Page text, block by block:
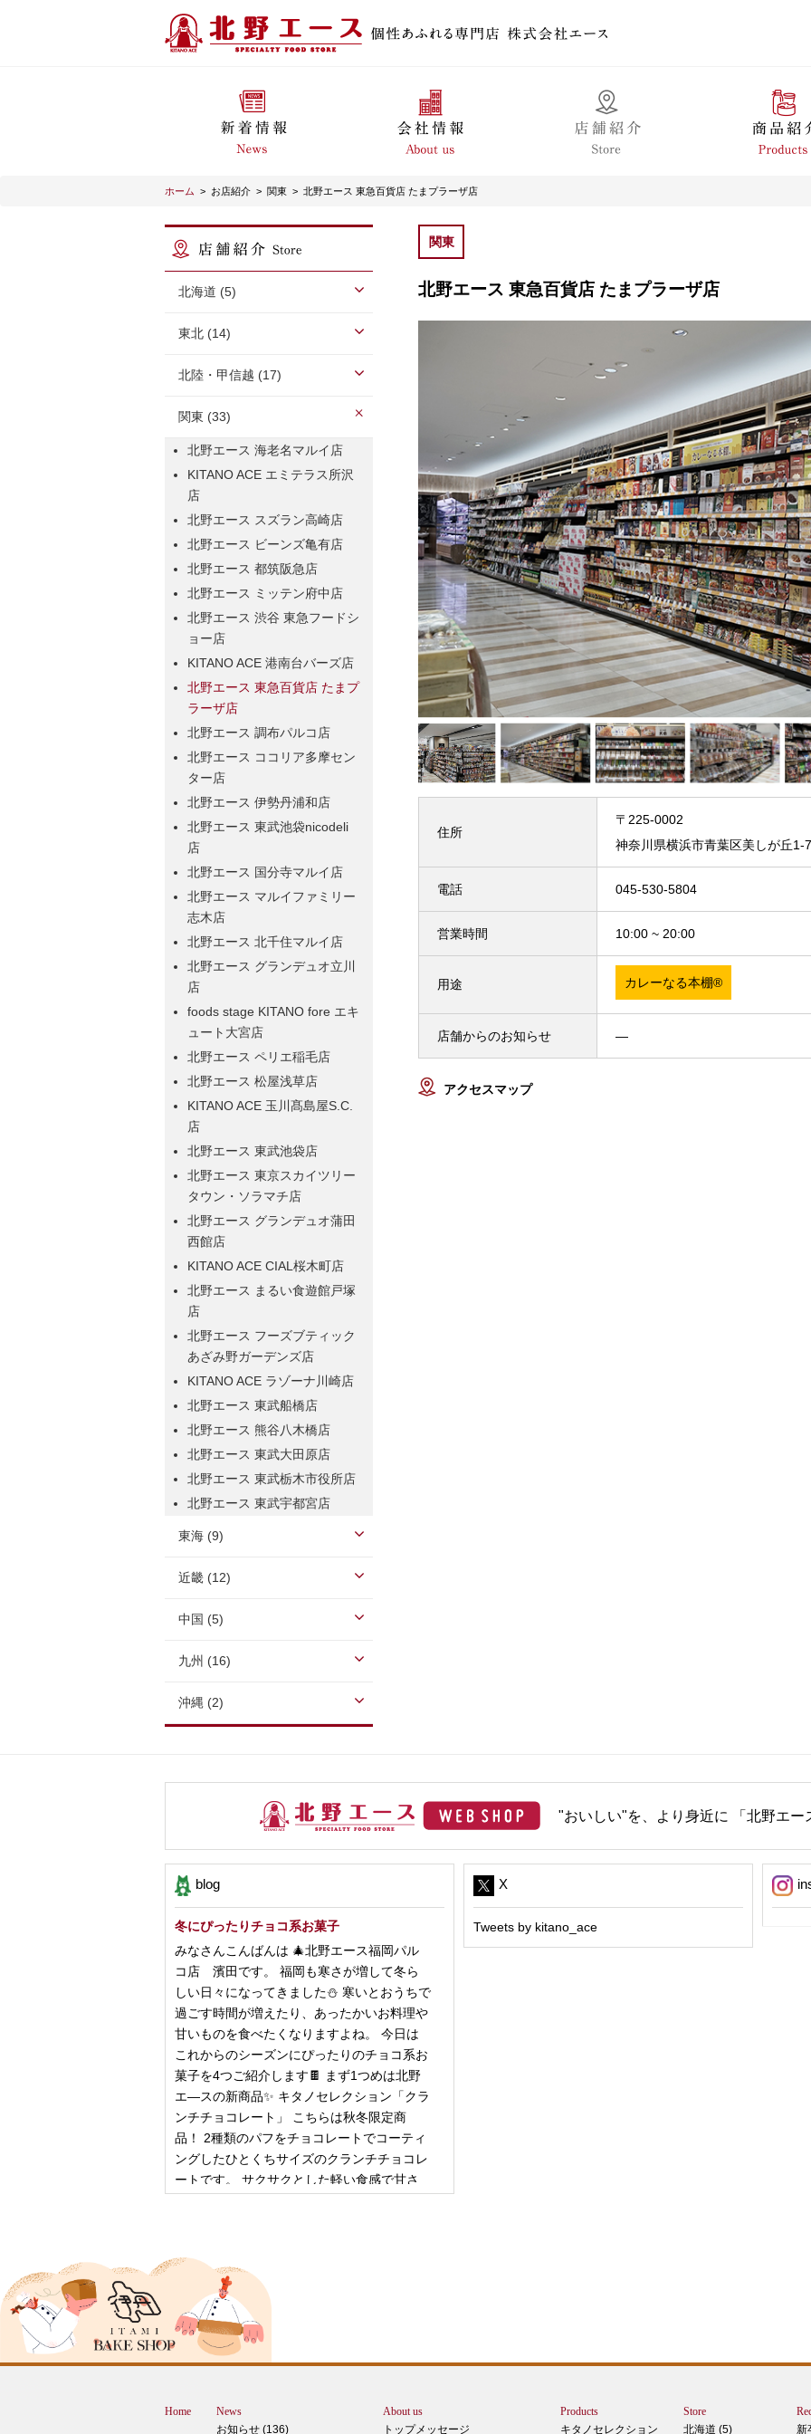
ホーム > お店紹介 > 関東 > 北野エース 東急百貨店 たまプラーザ店
北海道 (5)
東北 (14)
北陸・甲信越 (17)
関東 (33)
北野エース 海老名マルイ店
KITANO ACE エミテラス所沢
店
北野エース スズラン高崎店
北野エース ビーンズ亀有店
北野エース 都筑阪急店
北野エース ミッテン府中店
北野エース 渋谷 東急フードシ
ョー店
KITANO ACE 港南台バーズ店
北野エース 東急百貨店 たまプ
ラーザ店
北野エース 調布パルコ店
北野エース ココリア多摩セン
ター店
北野エース 伊勢丹浦和店
北野エース 東武池袋nicodeli
店
北野エース 国分寺マルイ店
北野エース マルイファミリー
志木店
北野エース 北千住マルイ店
北野エース グランデュオ立川
店
foods stage KITANO fore エキ
ュート大宮店
北野エース ペリエ稲毛店
北野エース 松屋浅草店
KITANO ACE 玉川髙島屋S.C.
店
北野エース 東武池袋店
北野エース 東京スカイツリー
タウン・ソラマチ店
北野エース グランデュオ蒲田
西館店
KITANO ACE CIAL桜木町店
北野エース まるい食遊館戸塚
店
北野エース フーズブティック
あざみ野ガーデンズ店
KITANO ACE ラゾーナ川崎店
北野エース 東武船橋店
北野エース 熊谷八木橋店
北野エース 東武大田原店
北野エース 東武栃木市役所店
北野エース 東武宇都宮店
東海 (9)
近畿 (12)
中国 (5)
九州 (16)
沖縄 (2)
関東
北野エース 東急百貨店 たまプラーザ店
住所
〒225-0002
神奈川県横浜市青葉区美しが丘1-
電話 045-530-5804
営業時間 10:00 ~ 20:00
用途 カレーなる本棚®
店舗からのお知らせ —
アクセスマップ
"おいしい"を、より身近に 「北野エー
blog
冬にぴったりチョコ系お菓子
みなさんこんばんは 🎄北野エース福岡パル
コ店 濱田です。 福岡も寒さが増して冬ら
しい日々になってきました⛄️ 寒いとおうちで
過ごす時間が増えたり、あったかいお料理や
甘いものを食べたくなりますよね。 今日は
これからのシーズンにぴったりのチョコ系お
菓子を4つご紹介します🍫 まず1つめは北野
エ―スの新商品✨ キタノセレクション「クラ
ンチチョコレート」 こちらは秋冬限定商
品！ 2種類のパフをチョコレートでコーティ
ングしたひとくちサイズのクランチチョコレ
ートです。 サクサクとした軽い食感で甘さ
ピザ立ちぬ
ブログをご覧の皆様、こんにちは！北野エー
スMOMOテラス店の大西です。 いきなりで
すが、これは何だと思いますか？ ヒントは
12月に活躍するあの食べ物です！ はんぺ
す。 それでは正解発表です。リバースカー
X
Tweets by kitano_ace
Home
News
お知らせ (136)
About us
トップメッセージ
Products
キタノセレクション
Store
北海道 (5)
新